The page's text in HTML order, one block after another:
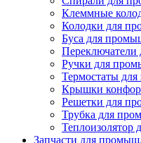
Клеммные
Колодки для
Буса для
Ручки для
Термостаты
Крышки
Решетки для
Трубка для
Запчасти для